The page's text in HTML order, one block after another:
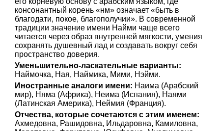
консонантный корень «нм» означает «быть в
благодати, покое, благополучии». В современной
традиции значение имени Найми чаще всего
читается через образ внутренней мягкости, умения
сохранять душевный лад и создавать вокруг себя
пространство доверия.
Уменьшительно-ласкательные варианты:
Наймочка, Ная, Наймика, Мими, Нэйми.
Иностранные аналоги имени: Наима (Арабский
мир), Няма (Африка), Неима (Испания), Наями
(Латинская Америка), Неймия (Франция).
Отчества, которые сочетаются с этим именем:
Ахмедовна, Рашидовна, Ильдаровна, Камиловна,